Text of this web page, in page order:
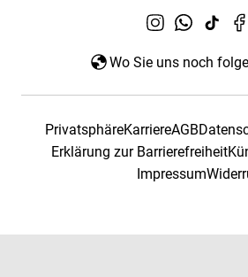
Wo Sie uns noch
PrivatsphäreKarriereAGB
Erklärung zur Barrierefreiheit
Impressum